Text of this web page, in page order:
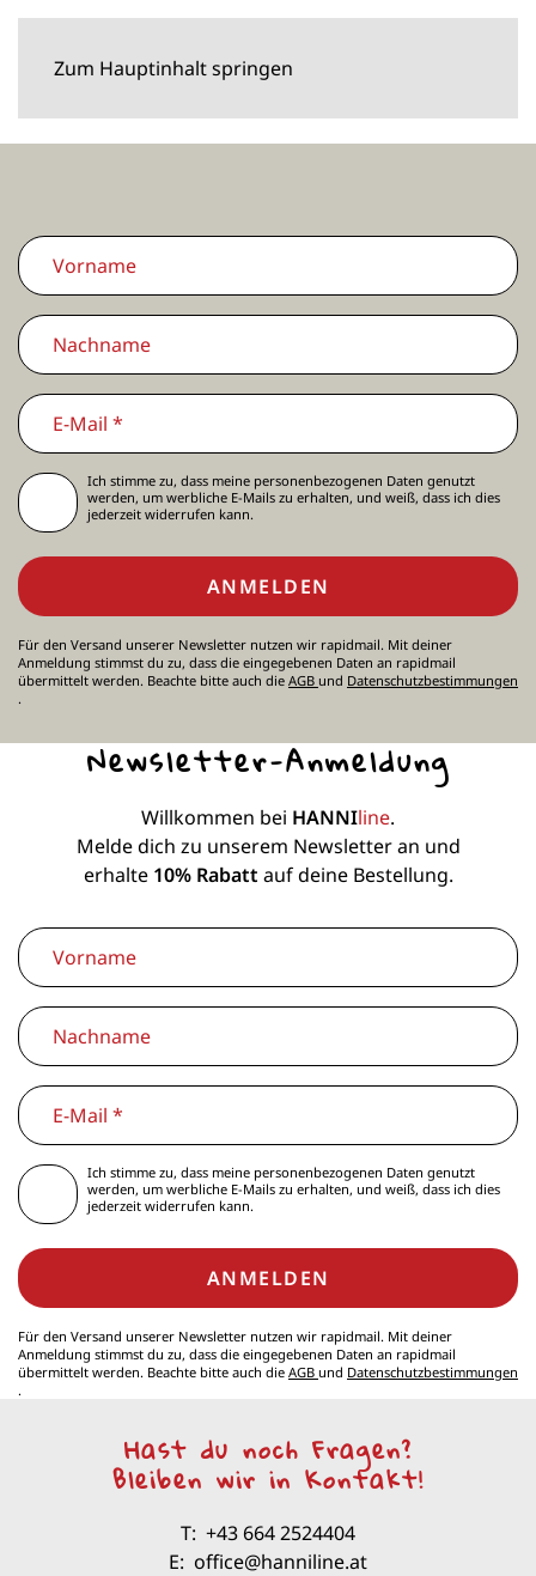
Zum Hauptinhalt springen
Ich stimme zu, dass meine personenbezogenen Daten genutzt
werden, um werbliche E-Mails zu erhalten, und weiß, dass ich dies
jederzeit widerrufen kann.
ANMELDEN
Für den Versand unserer Newsletter nutzen wir rapidmail. Mit deiner
Anmeldung stimmst du zu, dass die eingegebenen Daten an rapidmail
übermittelt werden. Beachte bitte auch die AGB und Datenschutzbestimmungen
.
Newsletter-Anmeldung
Willkommen bei HANNIline.
Melde dich zu unserem Newsletter an und
erhalte 10% Rabatt auf deine Bestellung.
Ich stimme zu, dass meine personenbezogenen Daten genutzt
werden, um werbliche E-Mails zu erhalten, und weiß, dass ich dies
jederzeit widerrufen kann.
ANMELDEN
Für den Versand unserer Newsletter nutzen wir rapidmail. Mit deiner
Anmeldung stimmst du zu, dass die eingegebenen Daten an rapidmail
übermittelt werden. Beachte bitte auch die AGB und Datenschutzbestimmungen
.
Hast du noch Fragen?
Bleiben wir in Kontakt!
T: +43 664 2524404
E: office@hanniline.at